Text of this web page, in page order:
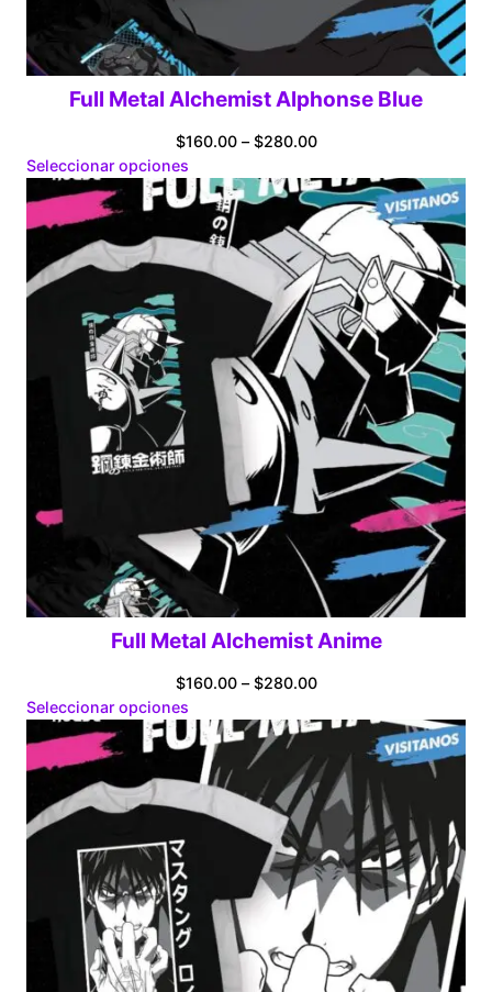
Full Metal Alchemist Alphonse Blue
$160.00 – $280.00Price
$160.00
through
$280.00
Seleccionar opciones
Full Metal Alchemist Anime
$160.00 – $280.00Price
$160.00
through
$280.00
Seleccionar opciones